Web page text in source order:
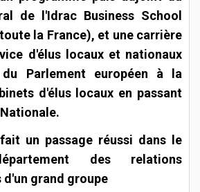
de l'Idrac Business School
la France), et une carrière
d'élus locaux et nationaux
Parlement européen à la
d'élus locaux en passant
un passage réussi dans le
des relations
grand groupe